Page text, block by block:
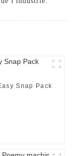
Snap Pack